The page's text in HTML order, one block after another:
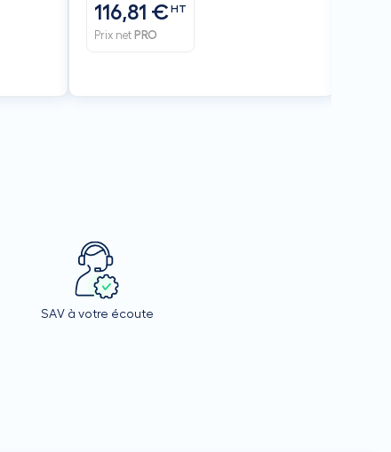
116,81 €HT
Prix net PRO
SAV à votre écoute